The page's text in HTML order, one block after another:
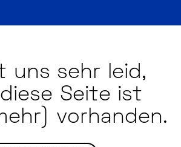
uns sehr leid,
Seite ist
vorhanden.